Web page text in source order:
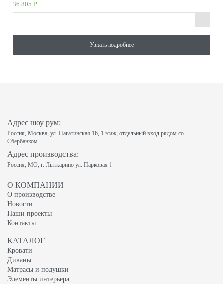
36 805 ₽
Узнать подробнее
Адрес шоу рум:
Россия, Москва, ул. Нагатинская 16, 1 этаж, отдельный вход рядом со
Сбербанком.
Адрес производства:
Россия, МО, г. Лыткарино ул. Парковая 1
О КОМПАНИИ
О производстве
Новости
Наши проекты
Контакты
КАТАЛОГ
Кровати
Диваны
Матрасы и подушки
Элементы интерьера